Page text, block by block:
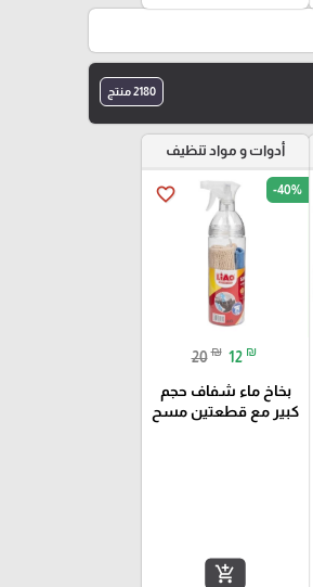
2180 منتج
أدوات و مواد تنظيف
favorite_border -40%
20 ₪ 12 ₪
بخاخ ماء شفاف حجم
كبير مع قطعتين مسح
add_shopping_cart